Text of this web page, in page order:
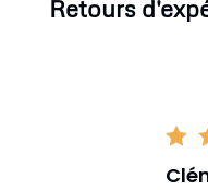
Retours